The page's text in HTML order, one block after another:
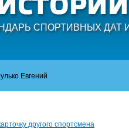
СПОРТИВНЫХ ДАТ
Евгений
другого спортсмена